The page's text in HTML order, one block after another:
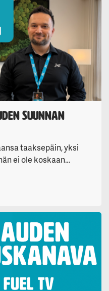
suunnan
taaksepäin, yksi
ei ole koskaan…
suunnan työuralleen